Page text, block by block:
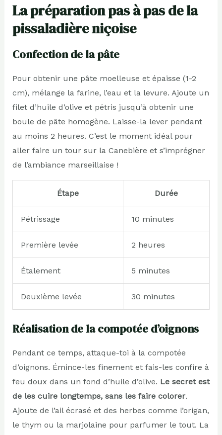
La préparation pas à pas de la
pissaladière niçoise
Confection de la pâte
Pour obtenir une pâte moelleuse et épaisse (1-2
cm), mélange la farine, l’eau et la levure. Ajoute un
filet d’huile d’olive et pétris jusqu’à obtenir une
boule de pâte homogène. Laisse-la lever pendant
au moins 2 heures. C’est le moment idéal pour
aller faire un tour sur la Canebière et s’imprégner
de l’ambiance marseillaise !
Étape Durée
Pétrissage 10 minutes
Première levée 2 heures
Étalement 5 minutes
Deuxième levée 30 minutes
Réalisation de la compotée d’oignons
Pendant ce temps, attaque-toi à la compotée
d’oignons. Émince-les finement et fais-les confire à
feu doux dans un fond d’huile d’olive. Le secret est
de les cuire longtemps, sans les faire colorer.
Ajoute de l’ail écrasé et des herbes comme l’origan,
le thym ou la marjolaine pour parfumer le tout. La